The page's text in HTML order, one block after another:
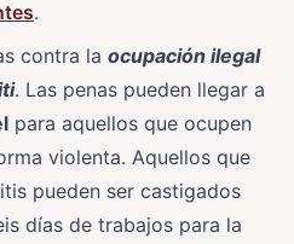
.
contra la ocupación ilegal
. Las penas pueden llegar a
para aquellos que ocupen
violenta. Aquellos que
pueden ser castigados
días de trabajos para la